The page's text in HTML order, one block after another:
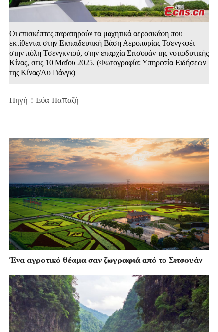
Οι επισκέπτες παρατηρούν τα μαχητικά αεροσκάφη που
εκτίθενται στην Εκπαιδευτική Βάση Αεροπορίας Τσενγκφέι
στην πόλη Τσενγκντού, στην επαρχία Σιτσουάν της νοτιοδυτικής
Κίνας, στις 10 Μαΐου 2025. (Φωτογραφία: Υπηρεσία Ειδήσεων
της Κίνας/Λυ Γιάνγκ)
Πηγή：Εύα Παπαζή
Ένα αγροτικό θέαμα σαν ζωγραφιά από το Σιτσουάν